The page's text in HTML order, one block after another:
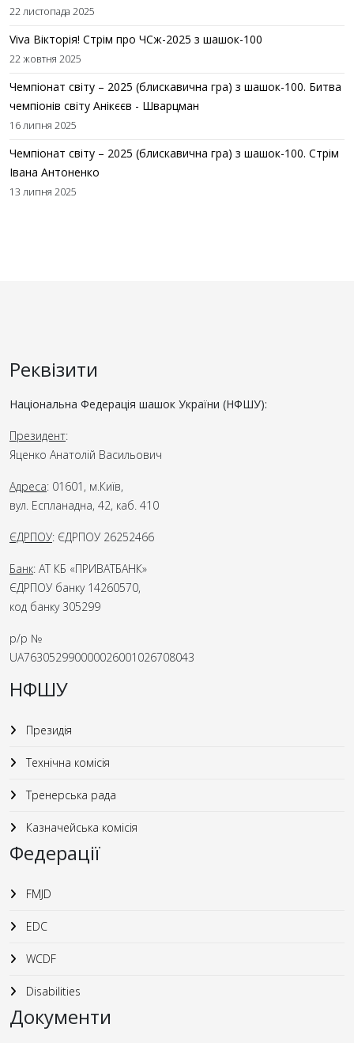
22 листопада 2025
Viva Вікторія! Стрім про ЧСж-2025 з шашок-100
22 жовтня 2025
Чемпіонат світу – 2025 (блискавична гра) з шашок-100. Битва
чемпіонів світу Анікєєв - Шварцман
16 липня 2025
Чемпіонат світу – 2025 (блискавична гра) з шашок-100. Стрім
Івана Антоненко
13 липня 2025
Реквізити
Національна Федерація шашок України (НФШУ):
Президент:
Яценко Анатолій Васильович
Адреса: 01601, м.Київ,
вул. Еспланадна, 42, каб. 410
ЄДРПОУ: ЄДРПОУ 26252466
Банк: АТ КБ «ПРИВАТБАНК»
ЄДРПОУ банку 14260570,
код банку 305299
р/р №
UA763052990000026001026708043
НФШУ
Президія
Технічна комісія
Тренерська рада
Казначейська комісія
Федерації
FMJD
EDC
WCDF
Disabilities
Документи